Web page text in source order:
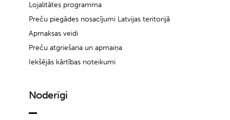
Lojalitātes programma
Preču piegādes nosacījumi Latvijas teritorijā
Apmaksas veidi
Preču atgriešana un apmaiņa
Iekšējās kārtības noteikumi
Noderīgi